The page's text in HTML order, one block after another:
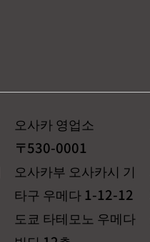
오사카 영업소
〒530-0001
오사카부 오사카시 기
타구 우메다 1-12-12
도쿄 타테모노 우메다